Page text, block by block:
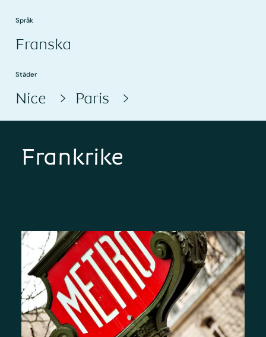
Språk
Franska
Städer
Nice Paris
Frankrike